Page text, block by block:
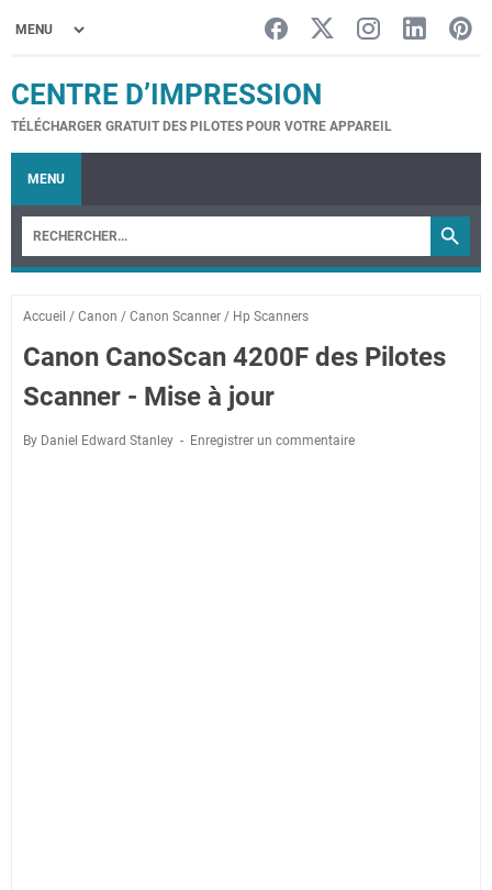
CENTRE D’IMPRESSION
TÉLÉCHARGER GRATUIT DES PILOTES POUR VOTRE APPAREIL
MENU
Accueil / Canon / Canon Scanner / Hp Scanners
Canon CanoScan 4200F des Pilotes
Scanner - Mise à jour
By Daniel Edward Stanley Enregistrer un commentaire